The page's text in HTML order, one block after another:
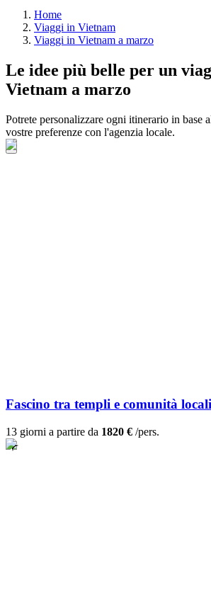
Home
Viaggi in Vietnam
Viaggi in Vietnam a marzo
Le idee più belle per un
Vietnam a marzo
Potrete personalizzare ogni itinerario in base
vostre preferenze con l'agenzia locale.
Fascino tra templi e comunità locali
13 giorni a partire da 1820 € /pers.